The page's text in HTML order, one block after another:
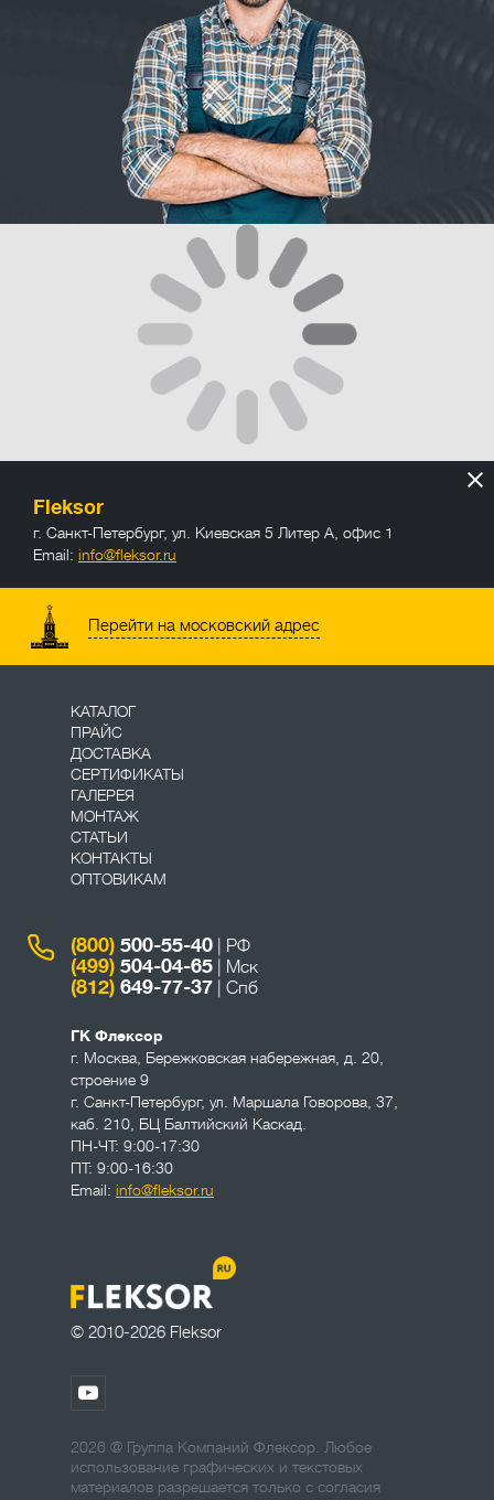
Fleksor
г. Санкт-Петербург, ул. Киевская 5 Литер А, офис 1
Email: info@fleksor.ru
Перейти на московский адрес
info@fleksor.ru
© 2010-2026 Fleksor
КАТАЛОГ
ПРАЙС
ДОСТАВКА
СЕРТИФИКАТЫ
ГАЛЕРЕЯ
МОНТАЖ
СТАТЬИ
КОНТАКТЫ
ОПТОВИКАМ
(800) 500-55-40 | РФ
(499) 504-04-65 | Мск
(812) 649-77-37 | Спб
ГК Флексор
г. Москва Бережковская набережная, д. 20,
строение 9
г. Санкт-Петербург, ул. Маршала Говорова, 37,
каб. 210, БЦ Балтийский Каскад.
ПН-ЧТ: 9:00-17:30
ПТ: 9:00-16:30
Email: info@fleksor.ru
2026 @ Группа Компаний Флексор. Любое
использование графических и текстовых
материалов разрешается только с согласия